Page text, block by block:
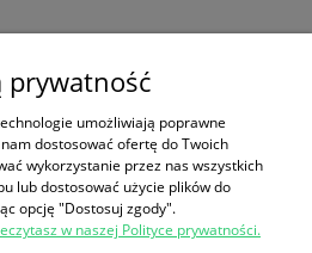
Pozzo di Borgo
18,00 zł
do koszyka
prywatność
umożliwiają poprawne
dostosować ofertę do Twoich
wykorzystanie przez nas wszystkich
lub dostosować użycie plików do
opcję "Dostosuj zgody".
w naszej Polityce prywatności.